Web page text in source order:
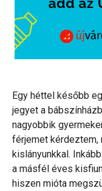
Egy héttel később
jegyet a
nagyobbik
férjemet kérdeztem,
kislányunkkal.
a másfél éves
hiszen mióta